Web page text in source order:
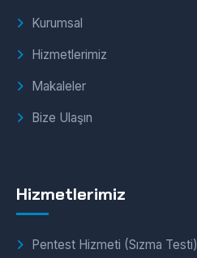
Kurumsal
Hizmetlerimiz
Makaleler
Bize Ulaşın
Hizmetlerimiz
Pentest Hizmeti (Sızma Testi)